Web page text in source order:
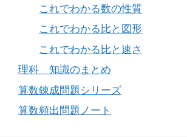
これでわかる数の性質
これでわかる比と図形
これでわかる比と速さ
理科 知識のまとめ
算数錬成問題シリーズ
算数頻出問題ノート